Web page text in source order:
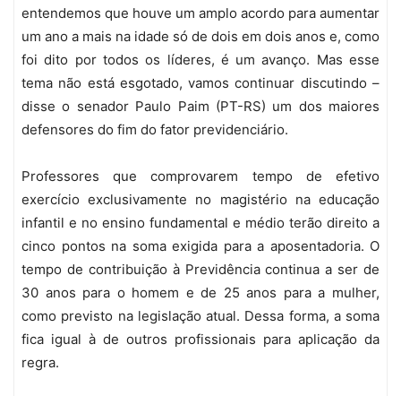
entendemos que houve um amplo acordo para aumentar
um ano a mais na idade só de dois em dois anos e, como
foi dito por todos os líderes, é um avanço. Mas esse
tema não está esgotado, vamos continuar discutindo –
disse o senador Paulo Paim (PT-RS) um dos maiores
defensores do fim do fator previdenciário.
Professores que comprovarem tempo de efetivo
exercício exclusivamente no magistério na educação
infantil e no ensino fundamental e médio terão direito a
cinco pontos na soma exigida para a aposentadoria. O
tempo de contribuição à Previdência continua a ser de
30 anos para o homem e de 25 anos para a mulher,
como previsto na legislação atual. Dessa forma, a soma
fica igual à de outros profissionais para aplicação da
regra.